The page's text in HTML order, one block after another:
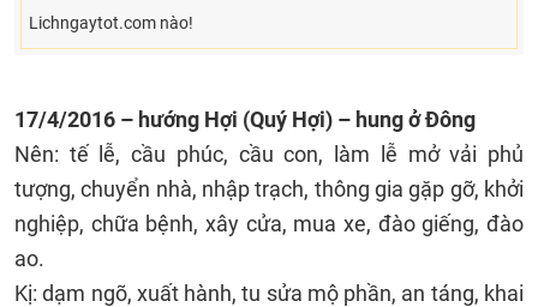
Lichngaytot.com nào!
17/4/2016 – hướng Hợi (Quý Hợi) – hung ở Đông
Nên: tế lễ, cầu phúc, cầu con, làm lễ mở vải phủ
tượng, chuyển nhà, nhập trạch, thông gia gặp gỡ, khởi
nghiệp, chữa bệnh, xây cửa, mua xe, đào giếng, đào
ao.
Kị: dạm ngõ, xuất hành, tu sửa mộ phần, an táng, khai